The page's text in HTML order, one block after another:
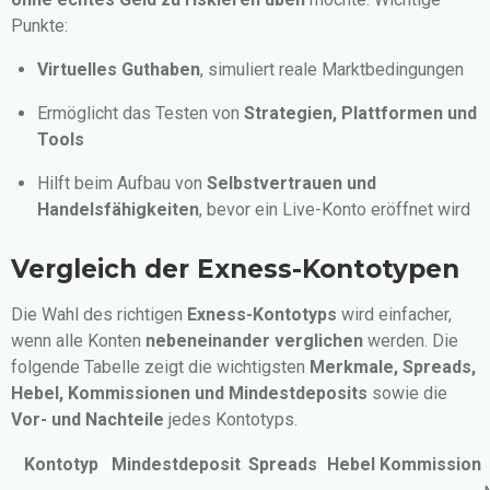
Punkte:
Virtuelles Guthaben, simuliert reale Marktbedingungen
Ermöglicht das Testen von Strategien, Plattformen und
Tools
Hilft beim Aufbau von Selbstvertrauen und
Handelsfähigkeiten, bevor ein Live-Konto eröffnet wird
Vergleich der Exness-Kontotypen
Die Wahl des richtigen Exness-Kontotyps wird einfacher,
wenn alle Konten nebeneinander verglichen werden. Die
folgende Tabelle zeigt die wichtigsten Merkmale, Spreads,
Hebel, Kommissionen und Mindestdeposits sowie die
Vor- und Nachteile jedes Kontotyps.
Kontotyp Mindestdeposit Spreads Hebel Kommission